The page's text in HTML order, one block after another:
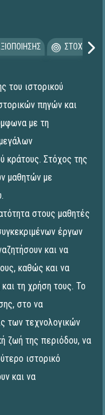
του ιστορικού
πηγών και
με τη
κράτους. Στόχος της
μαθητών με
στους μαθητές
έργων
και να
καθώς και να
τη χρήση τους. Το
στο να
των τεχνολογικών
ζωή της περιόδου, να
ιστορικό
και να